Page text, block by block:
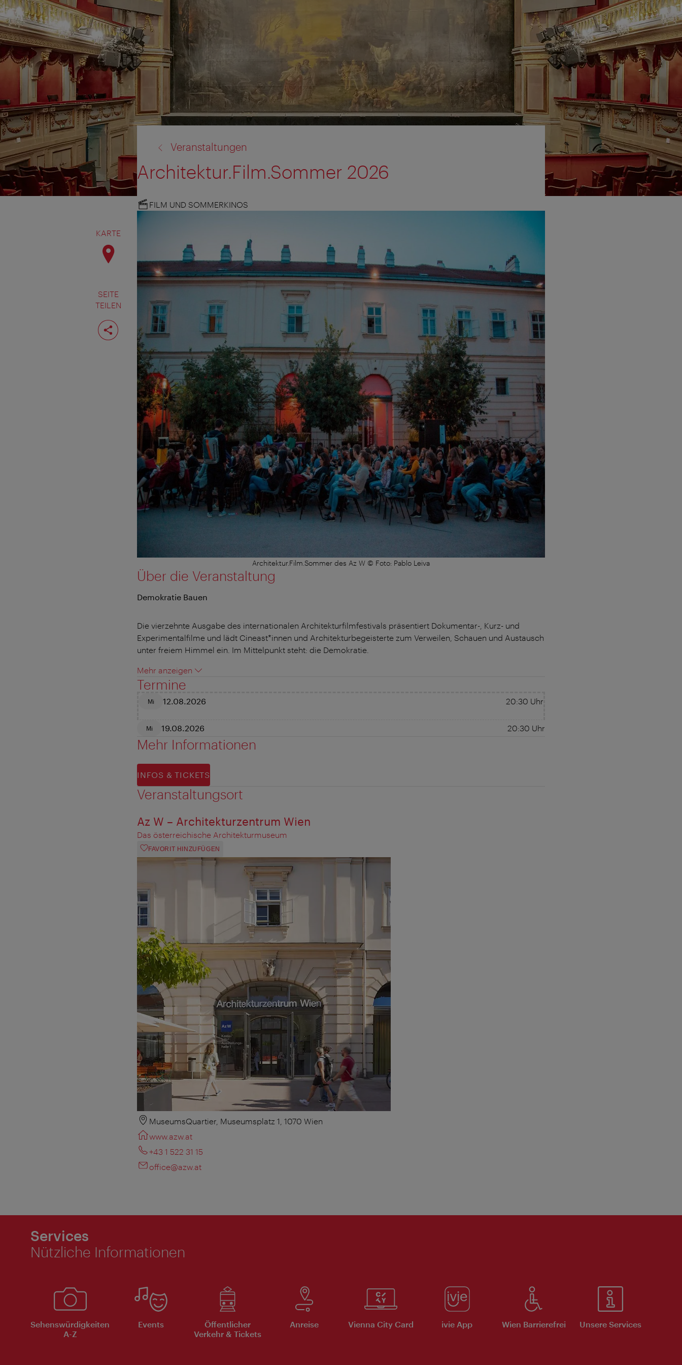
KARTE
SEITE
TEILEN
Seite
teilen
Veranstaltungen
Architektur.Film.Sommer 2026
FILM UND SOMMERKINOS
Architektur.Film.Sommer des Az W © Foto: Pablo Leiva
Über die Veranstaltung
Demokratie Bauen
Die vierzehnte Ausgabe des internationalen Architekturfilmfestivals präsentiert Dokumentar-, Kurz- und
Experimentalfilme und lädt Cineast*innen und Architekturbegeisterte zum Verweilen, Schauen und Austausch
unter freiem Himmel ein. Im Mittelpunkt steht: die Demokratie.
Mehr anzeigen
Termine
Mi 12.08.2026 20:30 Uhr
Mi 19.08.2026 20:30 Uhr
Mehr Informationen
INFOS & TICKETS
Veranstaltungsort
Az W – Architekturzentrum Wien
Das österreichische Architekturmuseum
FAVORIT HINZUFÜGEN
MuseumsQuartier, Museumsplatz 1, 1070 Wien
www.azw.at
+43 1 522 31 15
office@azw.at
Services
Nützliche Informationen
Sehenswürdigkeiten
A-Z
Events
Öffentlicher
Verkehr & Tickets
Anreise Vienna City Card ivie App Wien Barrierefrei Unsere Services